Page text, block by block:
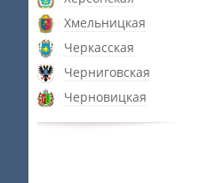
Хмельницкая
Черкасская
Черниговская
Черновицкая